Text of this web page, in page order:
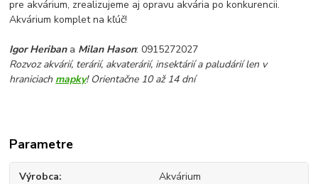
pre akvárium, zrealizujeme aj opravu akvária po konkurencii.
Akvárium komplet na kľúč!
Igor Heribana Milan Hason: 0915272027
Rozvoz akvárií, terárií, akvaterárií, insektárií a paludárií len v
hraniciach mapky! Orientačne 10 až 14 dní
Parametre
Výrobca Akvárium